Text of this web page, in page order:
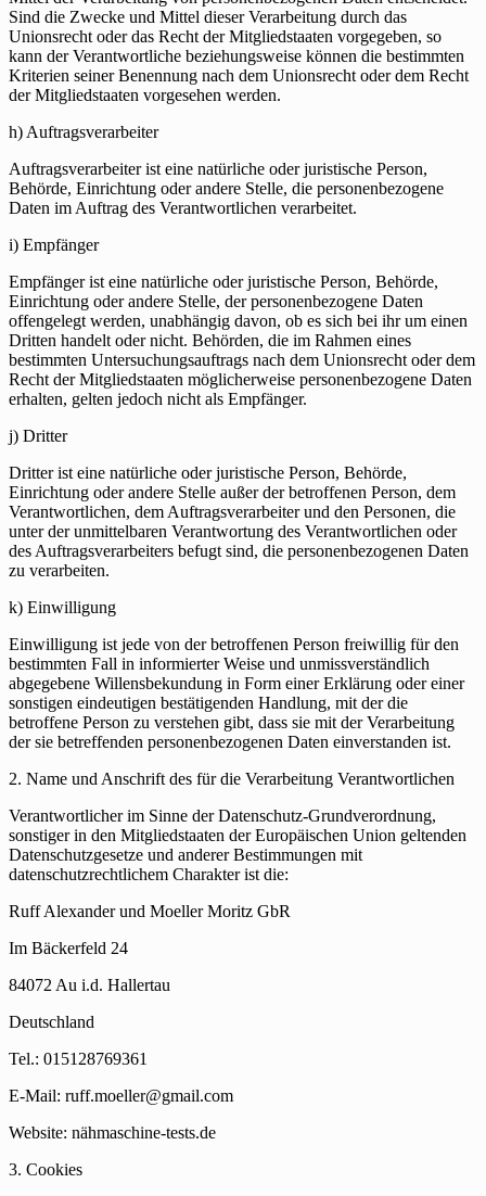
Sind die Zwecke und Mittel dieser Verarbeitung durch das
Unionsrecht oder das Recht der Mitgliedstaaten vorgegeben, so
kann der Verantwortliche beziehungsweise können die bestimmten
Kriterien seiner Benennung nach dem Unionsrecht oder dem Recht
der Mitgliedstaaten vorgesehen werden.
h) Auftragsverarbeiter
Auftragsverarbeiter ist eine natürliche oder juristische Person,
Behörde, Einrichtung oder andere Stelle, die personenbezogene
Daten im Auftrag des Verantwortlichen verarbeitet.
i) Empfänger
Empfänger ist eine natürliche oder juristische Person, Behörde,
Einrichtung oder andere Stelle, der personenbezogene Daten
offengelegt werden, unabhängig davon, ob es sich bei ihr um einen
Dritten handelt oder nicht. Behörden, die im Rahmen eines
bestimmten Untersuchungsauftrags nach dem Unionsrecht oder dem
Recht der Mitgliedstaaten möglicherweise personenbezogene Daten
erhalten, gelten jedoch nicht als Empfänger.
j) Dritter
Dritter ist eine natürliche oder juristische Person, Behörde,
Einrichtung oder andere Stelle außer der betroffenen Person, dem
Verantwortlichen, dem Auftragsverarbeiter und den Personen, die
unter der unmittelbaren Verantwortung des Verantwortlichen oder
des Auftragsverarbeiters befugt sind, die personenbezogenen Daten
zu verarbeiten.
k) Einwilligung
Einwilligung ist jede von der betroffenen Person freiwillig für den
bestimmten Fall in informierter Weise und unmissverständlich
abgegebene Willensbekundung in Form einer Erklärung oder einer
sonstigen eindeutigen bestätigenden Handlung, mit der die
betroffene Person zu verstehen gibt, dass sie mit der Verarbeitung
der sie betreffenden personenbezogenen Daten einverstanden ist.
2. Name und Anschrift des für die Verarbeitung Verantwortlichen
Verantwortlicher im Sinne der Datenschutz-Grundverordnung,
sonstiger in den Mitgliedstaaten der Europäischen Union geltenden
Datenschutzgesetze und anderer Bestimmungen mit
datenschutzrechtlichem Charakter ist die:
Ruff Alexander und Moeller Moritz GbR
Im Bäckerfeld 24
84072 Au i.d. Hallertau
Deutschland
Tel.: 015128769361
E-Mail: ruff.moeller@gmail.com
Website: nähmaschine-tests.de
3. Cookies